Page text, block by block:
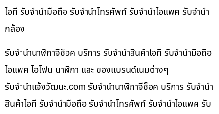
ไอที รับจำนำมือถือ รับจำนำโทรศัพท์ รับจำนำไอแพค รับจำนำ
กล้อง
รับจำนำนาฬิกาจีช็อค บริการ รับจำนำสินค้าไอที รับจำนำมือถือ
ไอแพค ไอโฟน นาฬิกา และ ของแบรนด์เนมต่างๆ
รับจํานําแจ้งวัฒนะ.com รับจำนำนาฬิกาจีช็อค บริการ รับจำนำ
สินค้าไอที รับจำนำมือถือ รับจำนำโทรศัพท์ รับจำนำไอแพค รับ